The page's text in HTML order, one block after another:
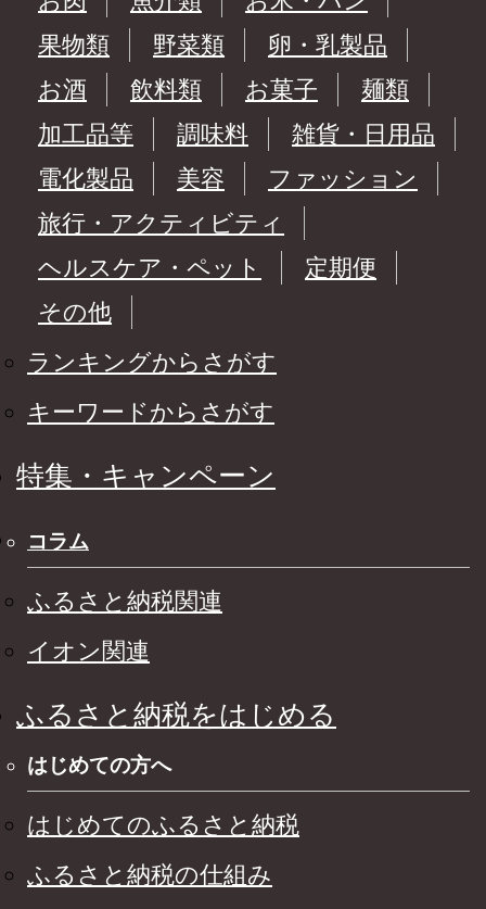
果物類
野菜類
卵・乳製品
お酒
飲料類 お菓子
麺類
加工品等
調味料
雑貨・日用品
電化製品
美容
ファッション
旅行・アクティビティ
ヘルスケア・ペット
定期便
その他
ランキングからさがす
キーワードからさがす
特集・キャンペーン
コラム
ふるさと納税関連
イオン関連
ふるさと納税をはじめる
はじめての方へ
はじめてのふるさと納税
ふるさと納税の仕組み